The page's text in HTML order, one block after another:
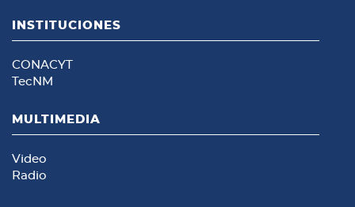
INSTITUCIONES
CONACYT
TecNM
MULTIMEDIA
Video
Radio